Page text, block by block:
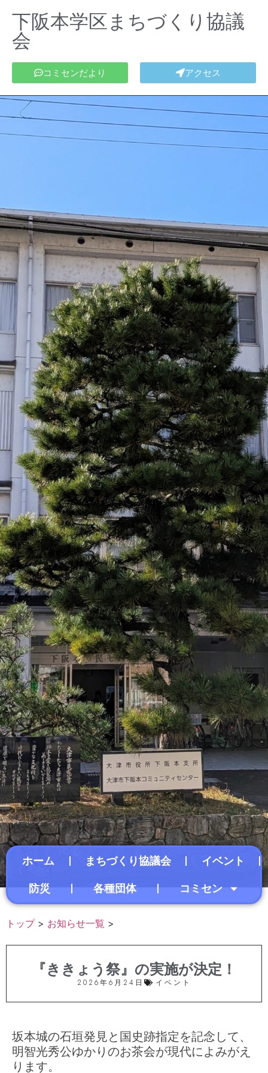
下阪本学区まちづくり協議
会
コミセンだより アクセス
ホーム まちづくり協議会 イベント
防災 各種団体 コミセン
トップ> お知らせ一覧 >
『ききょう祭』の実施が決定！
2026年6月24日 イベント
坂本城の石垣発見と国史跡指定を記念して、
明智光秀公ゆかりのお茶会が現代によみがえ
ります。